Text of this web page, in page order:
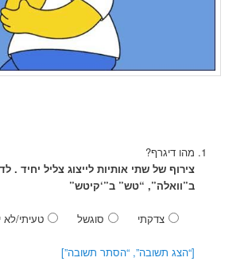
מהו דיגרף?
צירוף של שתי אותיות לייצוג צליל יחיד .
ב”וואלה”, “טש” ב”‘קיטש”
צדקתי סוגשל טעיתי/לא
[“הצג תשובה”, “הסתר תשובה”]